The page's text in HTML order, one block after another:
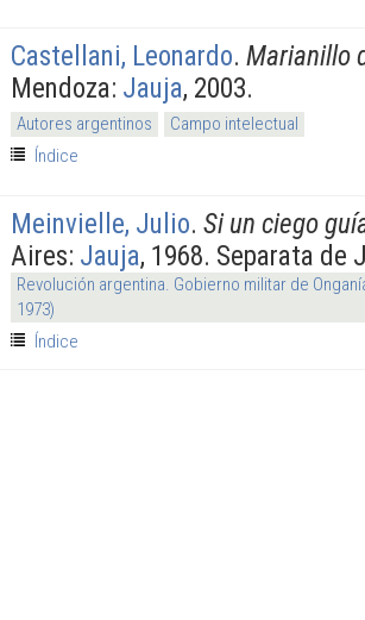
Castellani, Leonardo. Marianillo
Mendoza: Jauja, 2003.
Autores argentinos
Campo intelectual
Índice
Meinvielle, Julio. Si un ciego
Aires: Jauja, 1968. Separata de
Revolución argentina. Gobierno militar de
1973)
Índice